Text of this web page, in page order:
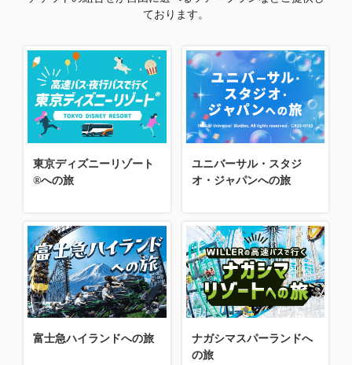
ております。
東京ディズニーリゾート
®への旅
ユニバーサル・スタジ
オ・ジャパンへの旅
富士急ハイランドへの旅
ナガシマスパーランドへ
の旅